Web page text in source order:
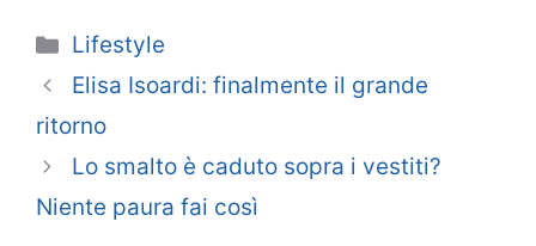
Categorie
Lifestyle
Elisa Isoardi: finalmente il grande
ritorno
Lo smalto è caduto sopra i vestiti?
Niente paura fai così